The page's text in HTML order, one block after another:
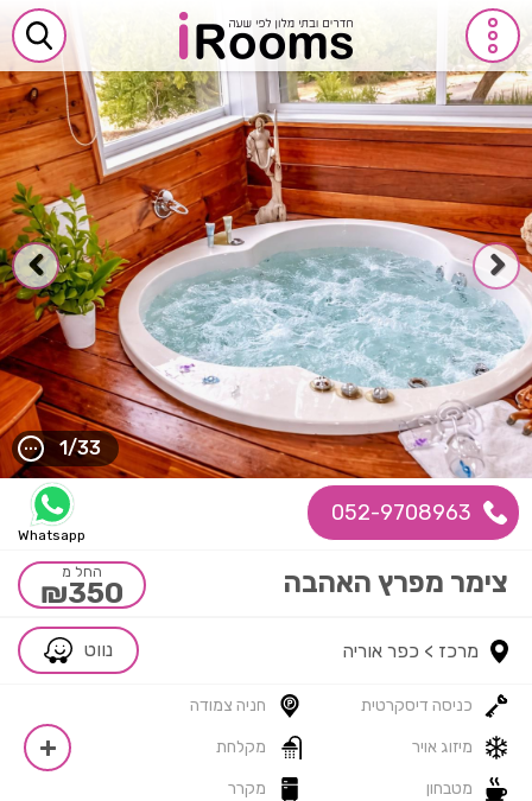
052-9708963
Whatsapp
החל מ
₪350
נווט
1/33
צימר מפרץ האהבה
מרכז > כפר אוריה
כניסה דיסקרטית חניה צמודה
מיזוג אויר מקלחת
מטבחון מקרר